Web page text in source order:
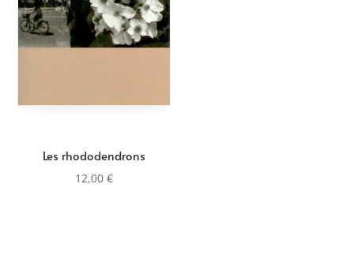
Les rhododendrons
12,00€